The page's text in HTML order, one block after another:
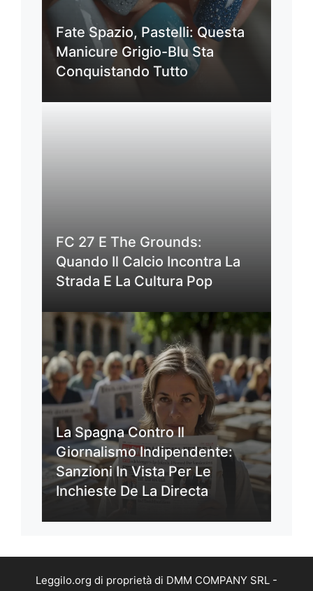
Fate Spazio, Pastelli: Questa
Manicure Grigio-Blu Sta
Conquistando Tutto
FC 27 E The Grounds:
Quando Il Calcio Incontra La
Strada E La Cultura Pop
La Spagna Contro Il
Giornalismo Indipendente:
Sanzioni In Vista Per Le
Inchieste De La Directa
Leggilo.org di proprietà di DMM COMPANY SRL -